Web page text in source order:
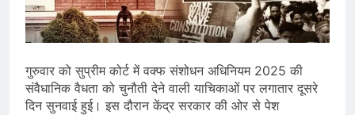
प्रदर्शन तेज़, PM आवास मार्च रोका गया,
सरकार से तीन बड़ी मांगें
August 5, 2026
सावन और आगामी त्योहारों को लेकर देशभर में
धार्मिक आयोजनों की धूम
August 4, 2026
राष्ट्रीय हथकरघा दिवस की तैयारियाँ तेज़,
देशभर में विशेष कार्यक्रमों के जरिए भारतीय
गुरुवार को सुप्रीम कोर्ट में वक्फ संशोधन अधिनियम 2025 की
संवैधानिक वैधता को चुनौती देने वाली याचिकाओं पर लगातार दूसरे
दिन सुनवाई हुई। इस दौरान केंद्र सरकार की ओर से पेश